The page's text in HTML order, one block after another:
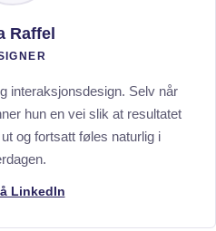
Raffel
interaksjonsdesign. Selv når
hun en vei slik at resultatet
og fortsatt føles naturlig i
LinkedIn